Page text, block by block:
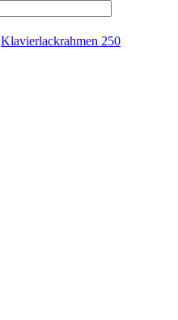
Klavierlackrahmen 250